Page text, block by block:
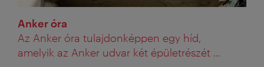
Anker óra
Az Anker óra tulajdonképpen egy híd,
amelyik az Anker udvar két épületrészét ...